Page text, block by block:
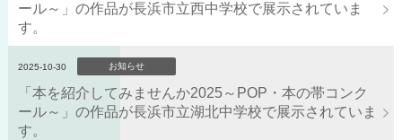
ール～」の作品が長浜市立西中学校で展示されていま
す。
2025-10-30 お知らせ
「本を紹介してみませんか2025～POP・本の帯コンク
ール～」の作品が長浜市立湖北中学校で展示されていま
す。